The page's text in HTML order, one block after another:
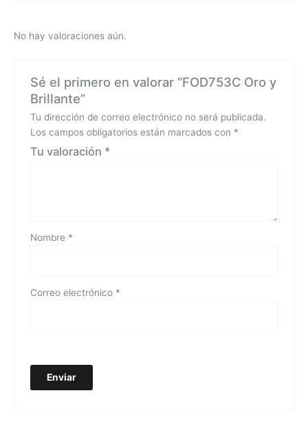
No hay valoraciones aún.
Sé el primero en valorar “FOD753C Oro y
Brillante”
Tu dirección de correo electrónico no será publicada.
Los campos obligatorios están marcados con *
Tu valoración *
Nombre *
Correo electrónico *